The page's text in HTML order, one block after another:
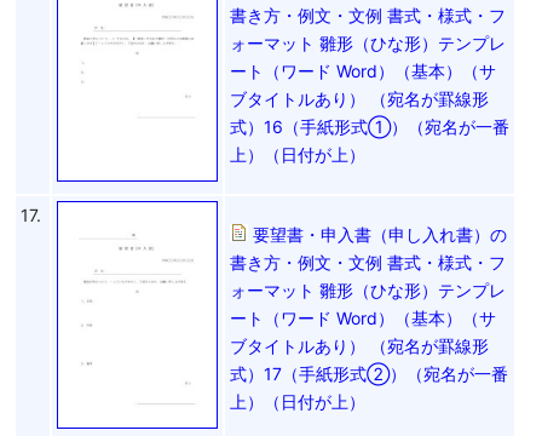
書き方・例文・文例 書式・様式・フ
ォーマット 雛形（ひな形）テンプレ
ート（ワード Word）（基本）（サ
ブタイトルあり） （宛名が罫線形
式）16（手紙形式①）（宛名が一番
上）（日付が上）
17.
要望書・申入書（申し入れ書）の
書き方・例文・文例 書式・様式・フ
ォーマット 雛形（ひな形）テンプレ
ート（ワード Word）（基本）（サ
ブタイトルあり） （宛名が罫線形
式）17（手紙形式②）（宛名が一番
上）（日付が上）